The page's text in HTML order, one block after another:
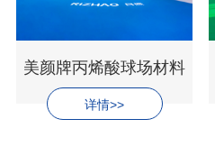
美颜牌丙烯酸球场材料
详情>>